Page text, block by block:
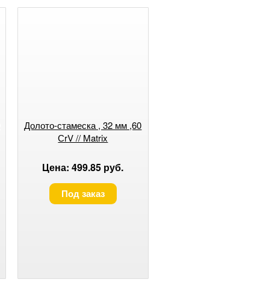
Долото-стамеска , 32 мм ,60
СrV // Matrix
Цена: 499.85 руб.
Под заказ